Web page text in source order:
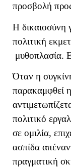
προσβολή
Η δικαιοσύνη
πολιτική
μυθοπλασία.
Όταν η
παρακαμφθεί
πολιτικό
σε ομιλία,
ασπίδα
πραγματική